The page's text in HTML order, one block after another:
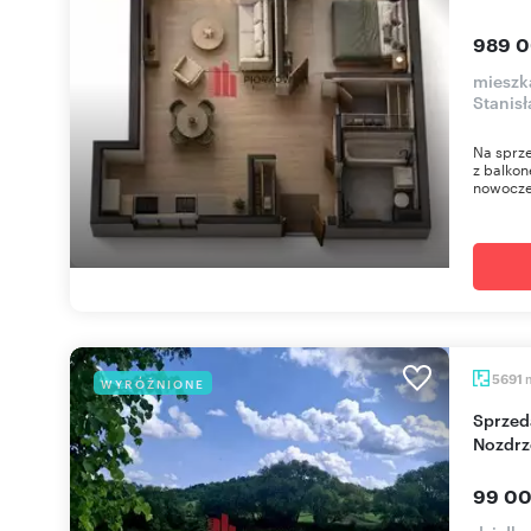
989
Na
z
WYRÓŻNIONE 5691
Sprzedam działkę 5 691 m² przy Sanu w
99